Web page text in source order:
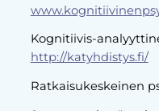
Kognitiivis-
http://katyhdistys.fi/
Ratkaisukeskeinen